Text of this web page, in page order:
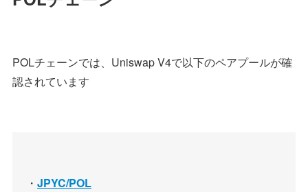
POLチェーンでは、Uniswap V4で以下のペアプールが確
認されています
・ JPYC/POL